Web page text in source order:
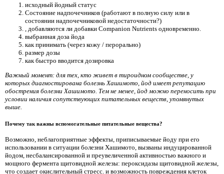
исходный йодный статус
Состояние надпочечников (работают в полную силу или в
состоянии надпочечниковой недостаточности?)
, добавляются ли добавки Companion Nutrients одновременно.
выбранная доза йода
как принимать (через кожу / перорально)
размер дозы
как быстро вводится дозировка
Важный момент: для тех, кто живет в тироидном сообществе, у
которых диагностирована болезнь Хашимото, йод имеет репутацию
обострения болезни Хашимото. Тем не менее, йод можно переносить при
условии наличия сопутствующих питательных веществ, упомянутых
выше.
Почему так важны вспомогательные питательные вещества?
Возможно, неблагоприятные эффекты, приписываемые йоду при его
использовании в ситуации болезни Хашимото, вызваны индуцированной
йодом, несбалансированной и преувеличенной активностью важного и
мощного фермента щитовидной железы: пероксидазы щитовидной железы,
что создает окислительный стресс. и возможность повреждения клеток